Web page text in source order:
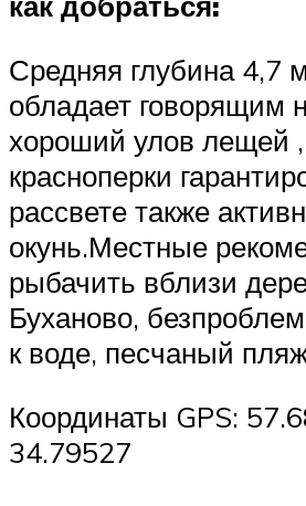
Средняя глубина 4,7
обладает говорящим
хороший улов лещей ,
красноперки
рассвете также
окунь.Местные
рыбачить вблизи
Буханово,
к воде, песчаный
Координаты GPS:
34.79527